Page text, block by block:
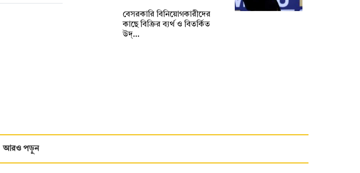
বেসরকারি বিনিয়োগকারীদের
কাছে বিক্রির ব্যর্থ ও বিতর্কিত
উদ্…
আরও পড়ুন